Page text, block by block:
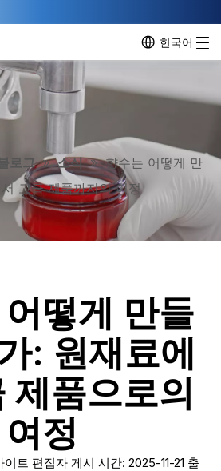
한국어
로그 » 소식 » 향수는 어떻게 만
고급 제품까지의 여정
떻게 만들
: 원재료에
제품으로의
여정
트 편집자 게시 시간: 2025-11-21 출